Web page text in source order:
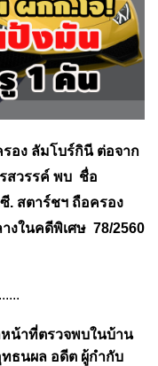
อง ลัมโบร์กินี ต่อจาก
สวรรค์ พบ ชื่อ
. สตาร์ชฯ ถือครอง
งในคดีพิเศษ 78/2560
น้าที่ตรวจพบในบ้าน
ธนผล อดีต ผู้กำกับ